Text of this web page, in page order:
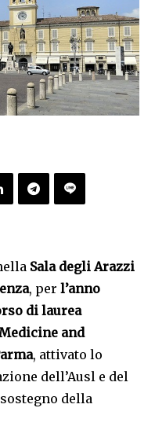
Sala degli Arazzi
, per l’anno
di laurea
and
, attivato lo
dell’Ausl e del
della